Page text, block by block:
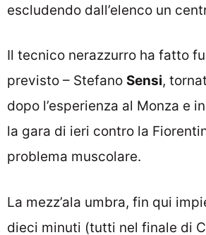
escludendo dall’elenco un
Il tecnico nerazzurro ha fatto
previsto – Stefano Sensi,
dopo l’esperienza al Monza e
la gara di ieri contro la
problema muscolare.
La mezz’ala umbra, fin qui
dieci minuti (tutti nel finale di